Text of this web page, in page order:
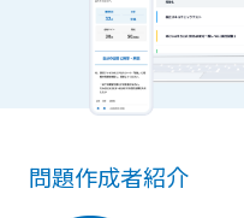
問題作成者紹介